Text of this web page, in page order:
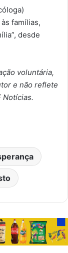
famílias,
desde
voluntária,
e não reflete
Notícias.